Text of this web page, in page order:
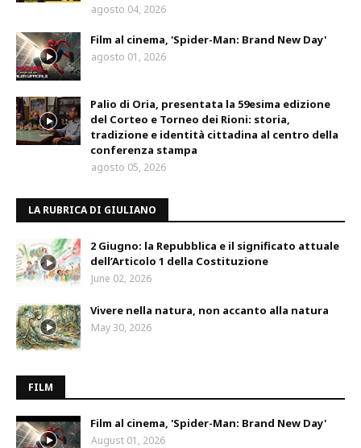
agosto 04, 2026
Film al cinema, 'Spider-Man: Brand New Day'
agosto 01, 2026
Palio di Oria, presentata la 59esima edizione
del Corteo e Torneo dei Rioni: storia,
tradizione e identità cittadina al centro della
conferenza stampa
agosto 05, 2026
LA RUBRICA DI GIULIANO
2 Giugno: la Repubblica e il significato attuale
dell’Articolo 1 della Costituzione
June 02, 2026
Vivere nella natura, non accanto alla natura
May 30, 2026
FILM
Film al cinema, 'Spider-Man: Brand New Day'
August 01, 2026